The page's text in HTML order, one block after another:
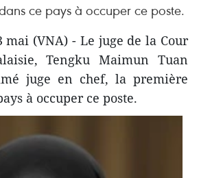
ce pays à occuper ce poste.
(VNA) - Le juge de la Cour
Tengku Maimun Tuan
juge en chef, la première
à occuper ce poste.